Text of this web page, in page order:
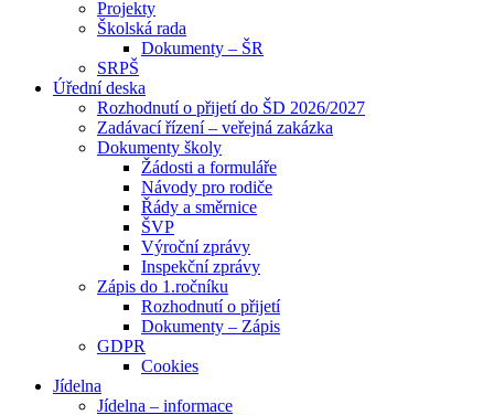
Projekty
Školská rada
Dokumenty – ŠR
SRPŠ
Úřední deska
Rozhodnutí o přijetí do ŠD 2026/2027
Zadávací řízení – veřejná zakázka
Dokumenty školy
Žádosti a formuláře
Návody pro rodiče
Řády a směrnice
ŠVP
Výroční zprávy
Inspekční zprávy
Zápis do 1.ročníku
Rozhodnutí o přijetí
Dokumenty – Zápis
GDPR
Cookies
Jídelna
Jídelna – informace